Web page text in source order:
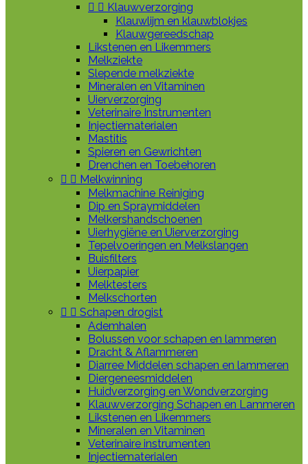
  Klauwverzorging
Klauwlijm en klauwblokjes
Klauwgereedschap
Likstenen en Likemmers
Melkziekte
Slepende melkziekte
Mineralen en Vitaminen
Uierverzorging
Veterinaire Instrumenten
Injectiematerialen
Mastitis
Spieren en Gewrichten
Drenchen en Toebehoren
  Melkwinning
Melkmachine Reiniging
Dip en Spraymiddelen
Melkershandschoenen
Uierhygiëne en Uierverzorging
Tepelvoeringen en Melkslangen
Buisfilters
Uierpapier
Melktesters
Melkschorten
  Schapen drogist
Ademhalen
Bolussen voor schapen en lammeren
Dracht & Aflammeren
Diarree Middelen schapen en lammeren
Diergeneesmiddelen
Huidverzorging en Wondverzorging
Klauwverzorging Schapen en Lammeren
Likstenen en Likemmers
Mineralen en Vitaminen
Veterinaire instrumenten
Injectiematerialen